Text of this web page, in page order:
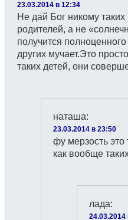
23.03.2014 в 12:34
Не дай Бог никому таких
родителей, а не
получится
других мучает.Это
таких детей, они
наташа:
23.03.2014 в 23:50
фу мерзость
как вообще
лада:
24.03.2014